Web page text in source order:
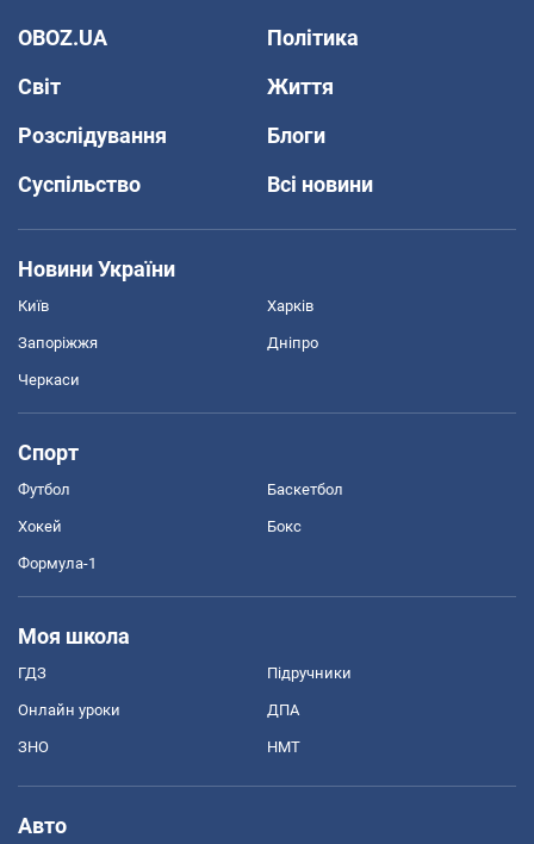
OBOZ.UA
Політика
Світ
Життя
Розслідування
Блоги
Суспільство
Всі новини
Новини України
Київ Харків
Запоріжжя Дніпро
Черкаси
Спорт
Футбол Баскетбол
Хокей Бокс
Формула-1
Моя школа
ГДЗ Підручники
Онлайн уроки ДПА
ЗНО НМТ
Авто